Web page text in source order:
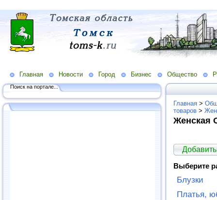
Главная Новости Город Бизнес Общество
Поиск на портале...
Главная >
товаров >
Женская
Выберите
Блузки
Платья,